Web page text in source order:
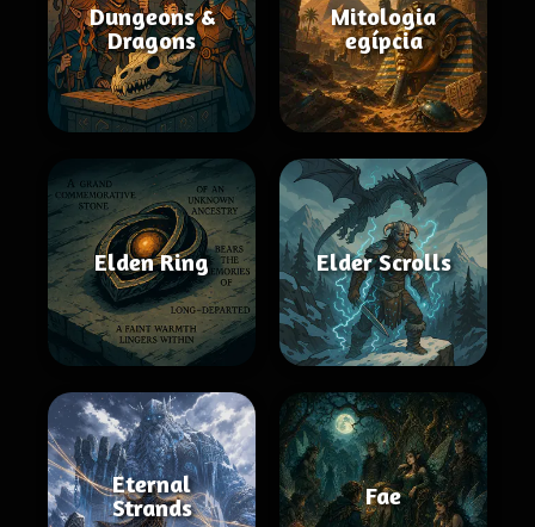
Dungeons &
Dragons
Mitologia
egípcia
Elden Ring Elder Scrolls
Eternal
Strands
Fae